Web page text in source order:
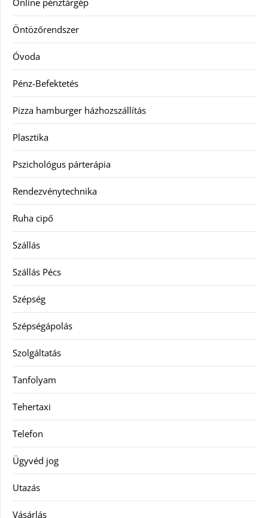
Öntözőrendszer
Óvoda
Pénz-Befektetés
Pizza hamburger házhozszállítás
Plasztika
Pszichológus párterápia
Rendezvénytechnika
Ruha cipő
Szállás
Szállás Pécs
Szépség
Szépségápolás
Szolgáltatás
Tanfolyam
Tehertaxi
Telefon
Ügyvéd jog
Utazás
Vásárlás